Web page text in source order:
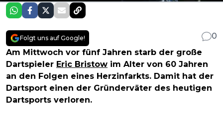
Folgt uns auf Google!
0
Am Mittwoch vor fünf Jahren starb der große
Dartspieler Eric Bristow im Alter von 60 Jahren
an den Folgen eines Herzinfarkts. Damit hat der
Dartsport einen der Gründerväter des heutigen
Dartsports verloren.